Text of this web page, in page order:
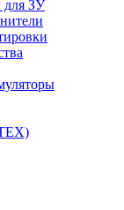
для ЗУ